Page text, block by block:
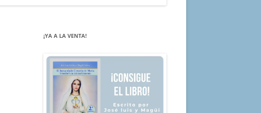
¡YA A LA VENTA!